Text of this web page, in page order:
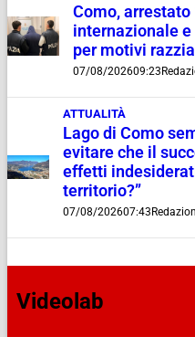
Como,
internazionale
per motivi
07/08/202609:23
ATTUALITÀ
Lago di Como
evitare che il
effetti
territorio?”
07/08/202607:43
Videolab